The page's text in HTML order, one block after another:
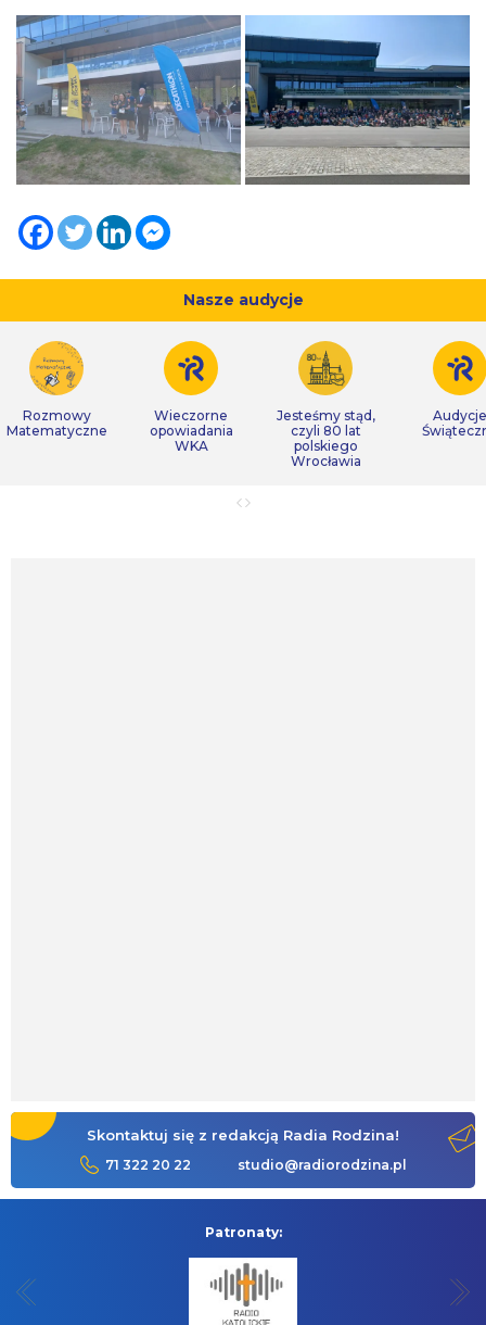
Nasze audycje
Rozmowy
Matematyczne
Wieczorne
opowiadania
WKA
Jesteśmy stąd,
czyli 80 lat
polskiego
Wrocławia
Audycje
Skontaktuj się z redakcją Radia Rodzina!
71 322 20 22 studio@radiorodzina.pl
Patronaty: